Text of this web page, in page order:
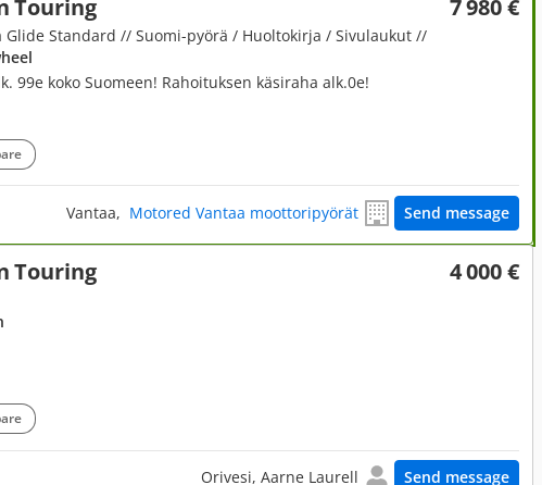
Touring 7 980 €
Glide Standard // Suomi-pyörä / Huoltokirja / Sivulaukut //
99e koko Suomeen! Rahoituksen käsiraha alk.0e!
Vantaa, Motored Vantaa moottoripyörät Send message
Touring 4 000 €
Orivesi, Aarne Laurell Send message